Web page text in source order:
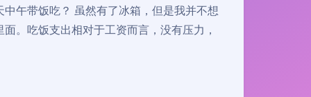
午带饭吃？ 虽然有了冰箱，但是我并不想
。吃饭支出相对于工资而言，没有压力，